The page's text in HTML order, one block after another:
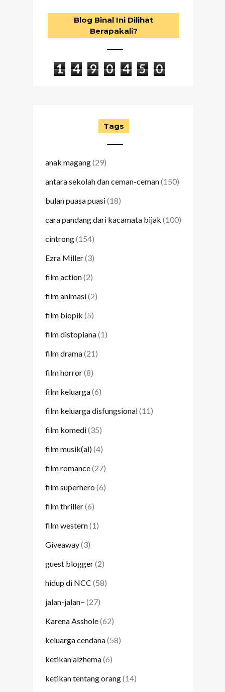
Blog Binal Ini Dilihat
Berapakali?
1 4 9 0 4 5 0
Tags
anak magang(29)
antara sekolah dan ceman-ceman(150)
bulan puasa puasi(18)
cara pandang dari kacamata bijak (100)
cintrong(154)
Ezra Miller(3)
film action(2)
film animasi(2)
film biopik (5)
film distopiana(1)
film drama(21)
film horror(8)
film keluarga(6)
film keluarga disfungsional(11)
film komedi(35)
film musik(al)(4)
film romance(27)
film superhero (6)
film thriller(6)
film western(1)
Giveaway(3)
guest blogger(2)
hidup di NCC (58)
jalan-jalan~(27)
Karena Asshole(62)
keluarga cendana(58)
ketikan alzhema(6)
ketikan tentang orang(14)